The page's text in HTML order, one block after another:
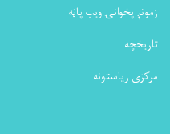
زمونږ پخوانۍ ویب پاڼه
تاریخچه
مرکزی ریاستونه